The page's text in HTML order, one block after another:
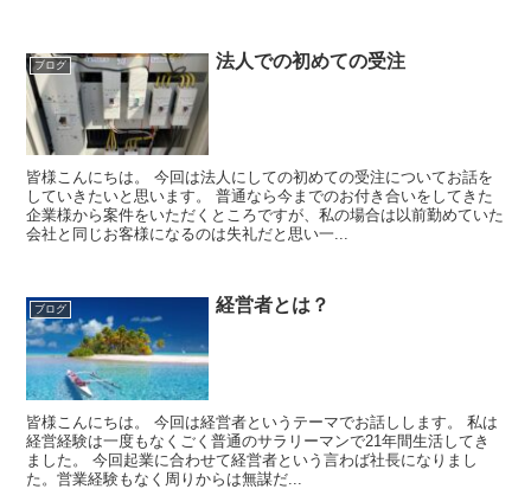
ブログ 法人での初めての受注
皆様こんにちは。 今回は法人にしての初めての受注についてお話を
していきたいと思います。 普通なら今までのお付き合いをしてきた
企業様から案件をいただくところですが、私の場合は以前勤めていた
会社と同じお客様になるのは失礼だと思い一...
ブログ 経営者とは？
皆様こんにちは。 今回は経営者というテーマでお話しします。 私は
経営経験は一度もなくごく普通のサラリーマンで21年間生活してき
ました。 今回起業に合わせて経営者という言わば社長になりまし
た。営業経験もなく周りからは無謀だ...